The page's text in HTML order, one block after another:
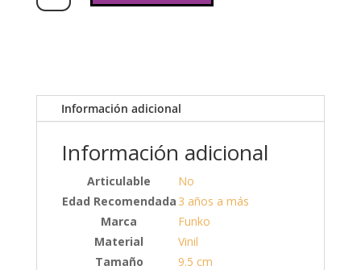
Información adicional
Información adicional
Articulable
No
Edad Recomendada 3 años a más
Marca
Funko
Material
Vinil
Tamaño
9.5 cm